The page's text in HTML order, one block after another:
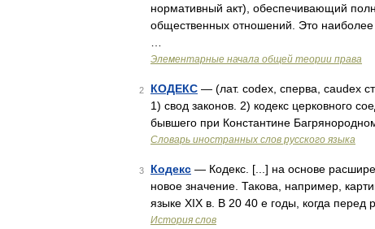
нормативный акт), обеспечивающий
общественных отношений. Это
Элементарные начала общей теории права
2 КОДЕКС — (лат. codex, сперва, caudex
1) свод законов. 2) кодекс церковного
бывшего при Константине
Словарь иностранных слов русского языка
3 Кодекс — Кодекс. [...] на основе
новое значение. Такова, например,
языке XIX в. В 20 40 е годы, когда перед
История слов